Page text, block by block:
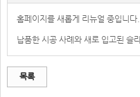
홈페이지를 새롭게 리뉴얼 중입니다.
납품한 시공 사례와 새로 입고된 슬
목록